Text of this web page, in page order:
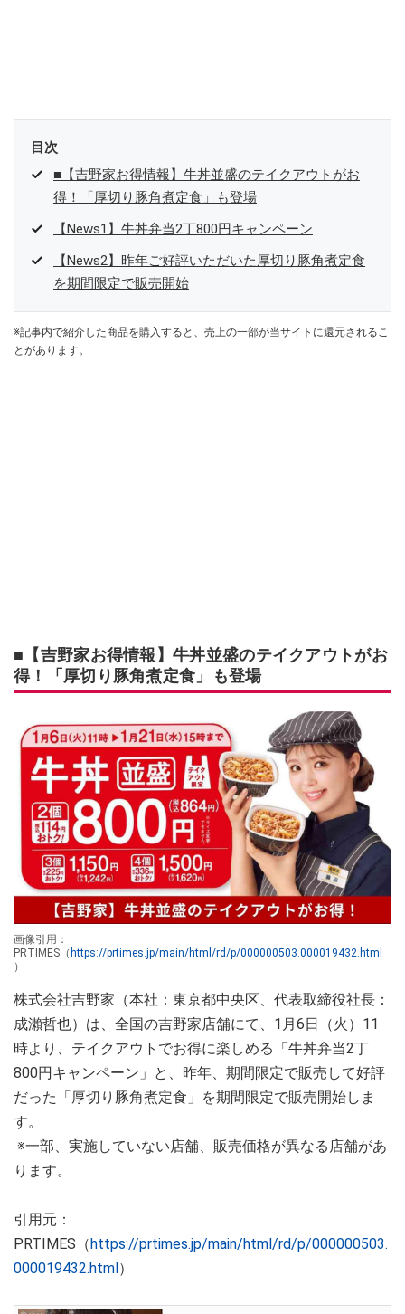
目次
■【吉野家お得情報】牛丼並盛のテイクアウトがお
得！「厚切り豚角煮定食」も登場
【News1】牛丼弁当2丁800円キャンペーン
【News2】昨年ご好評いただいた厚切り豚角煮定食
を期間限定で販売開始
※記事内で紹介した商品を購入すると、売上の一部が当サイトに還元されるこ
とがあります。
■【吉野家お得情報】牛丼並盛のテイクアウトがお
得！「厚切り豚角煮定食」も登場
画像引用：
PRTIMES（ https://prtimes.jp/main/html/rd/p/000000503.000019432.html
）
株式会社吉野家（本社：東京都中央区、代表取締役社長：
成瀨哲也）は、全国の吉野家店舗にて、1月6日（火）11
時より、テイクアウトでお得に楽しめる「牛丼弁当2丁
800円キャンペーン」と、昨年、期間限定で販売して好評
だった「厚切り豚角煮定食」を期間限定で販売開始しま
す。
※一部、実施していない店舗、販売価格が異なる店舗があ
ります。
引用元：
PRTIMES（https://prtimes.jp/main/html/rd/p/000000503.
000019432.html）